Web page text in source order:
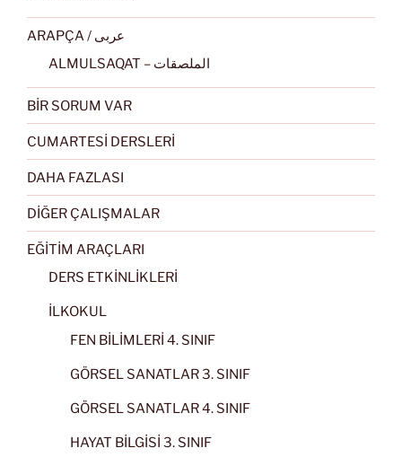
ARAPÇA / عربى
ALMULSAQAT – الملصقات
BİR SORUM VAR
CUMARTESİ DERSLERİ
DAHA FAZLASI
DİĞER ÇALIŞMALAR
EĞİTİM ARAÇLARI
DERS ETKİNLİKLERİ
İLKOKUL
FEN BİLİMLERİ 4. SINIF
GÖRSEL SANATLAR 3. SINIF
GÖRSEL SANATLAR 4. SINIF
HAYAT BİLGİSİ 3. SINIF